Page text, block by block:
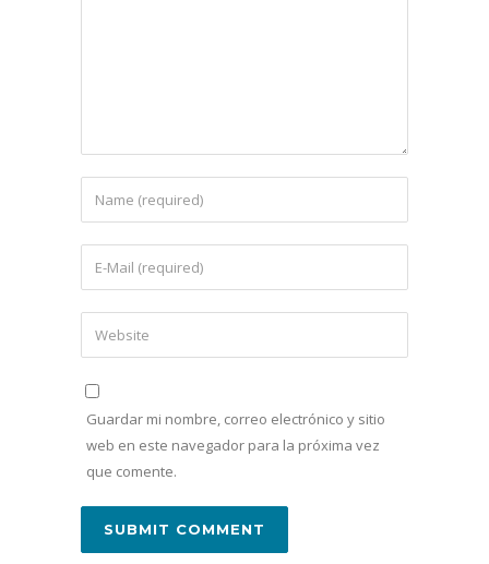
Guardar mi nombre, correo electrónico y sitio
web en este navegador para la próxima vez
que comente.